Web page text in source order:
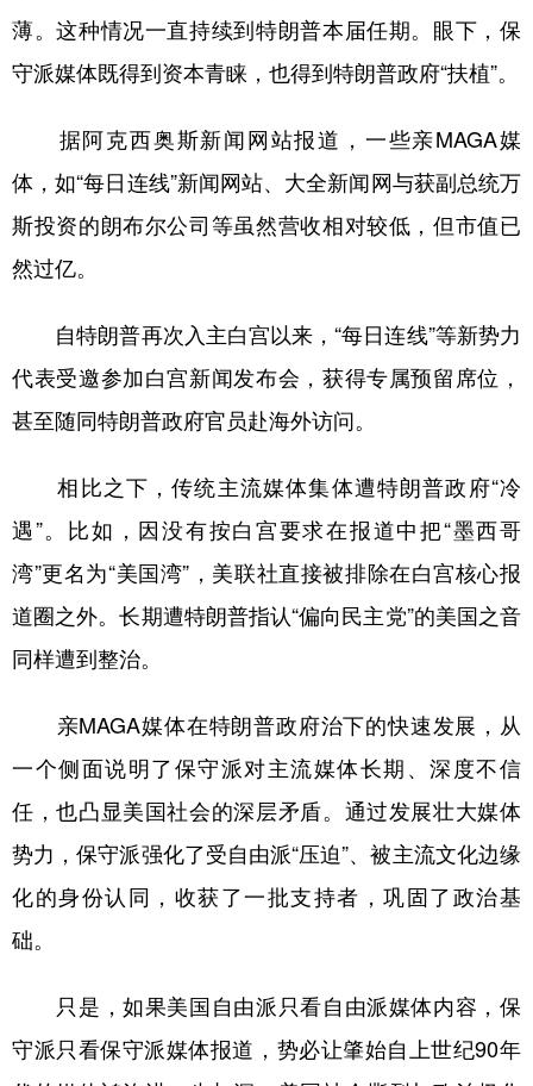
薄。这种情况一直持续到特朗普本届任期。眼下，保
守派媒体既得到资本青睐，也得到特朗普政府“扶植”。
据阿克西奥斯新闻网站报道，一些亲MAGA媒
体，如“每日连线”新闻网站、大全新闻网与获副总统万
斯投资的朗布尔公司等虽然营收相对较低，但市值已
然过亿。
自特朗普再次入主白宫以来，“每日连线”等新势力
代表受邀参加白宫新闻发布会，获得专属预留席位，
甚至随同特朗普政府官员赴海外访问。
相比之下，传统主流媒体集体遭特朗普政府“冷
遇”。比如，因没有按白宫要求在报道中把“墨西哥
湾”更名为“美国湾”，美联社直接被排除在白宫核心报
道圈之外。长期遭特朗普指认“偏向民主党”的美国之音
同样遭到整治。
亲MAGA媒体在特朗普政府治下的快速发展，从
一个侧面说明了保守派对主流媒体长期、深度不信
任，也凸显美国社会的深层矛盾。通过发展壮大媒体
势力，保守派强化了受自由派“压迫”、被主流文化边缘
化的身份认同，收获了一批支持者，巩固了政治基
础。
只是，如果美国自由派只看自由派媒体内容，保
守派只看保守派媒体报道，势必让肇始自上世纪90年